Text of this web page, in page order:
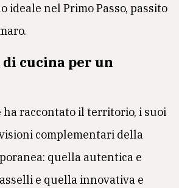
ideale nel Primo Passo, passito
cucina per un
ha raccontato il territorio, i suoi
complementari della
quella autentica e
e quella innovativa e